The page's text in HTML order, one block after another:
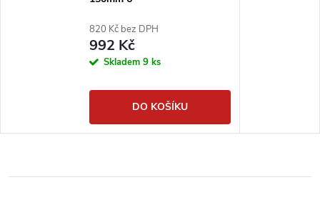
820 Kč bez DPH
992 Kč
Skladem 9 ks
DO KOŠÍKU